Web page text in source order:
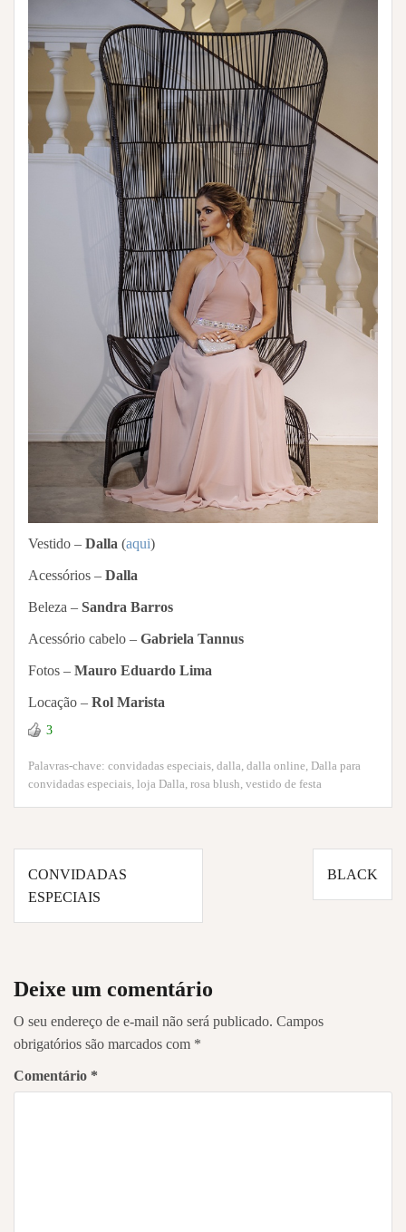
Vestido – Dalla (aqui)
Acessórios – Dalla
Beleza – Sandra Barros
Acessório cabelo – Gabriela Tannus
Fotos – Mauro Eduardo Lima
Locação – Rol Marista
3
Palavras-chave: convidadas especiais, dalla, dalla online, Dalla para
convidadas especiais, loja Dalla, rosa blush, vestido de festa
Navegação
de
Post
CONVIDADAS
ESPECIAIS
BLACK
Deixe um comentário
O seu endereço de e-mail não será publicado. Campos
obrigatórios são marcados com *
Comentário *